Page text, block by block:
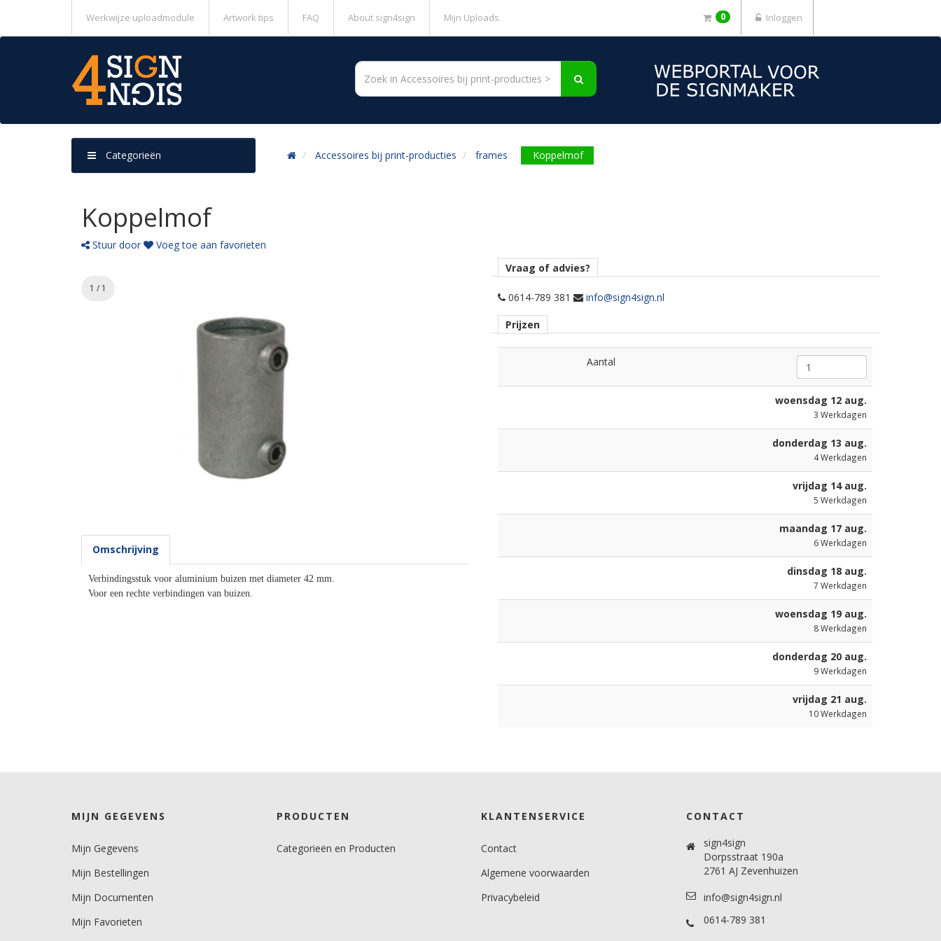
Werkwijze uploadmodule Artwork tips FAQ About sign4sign Mijn Uploads 0 Inloggen
Accessoires bij print-producties frames Koppelmof
Categorieën
Koppelmof
Stuur door Voeg toe aan favorieten
1 / 1
Omschrijving
Verbindingsstuk voor aluminium buizen met diameter 42 mm.
Voor een rechte verbindingen van buizen.
Vraag of advies?
0614-789 381 info@sign4sign.nl
Prijzen
Aantal
woensdag 12 aug.
3 Werkdagen
donderdag 13 aug.
4Werkdagen
vrijdag 14 aug.
5 Werkdagen
maandag 17 aug.
6Werkdagen
dinsdag 18 aug.
7 Werkdagen
woensdag 19 aug.
8Werkdagen
donderdag 20 aug.
9Werkdagen
vrijdag 21 aug.
10Werkdagen
MIJN GEGEVENS
Mijn Gegevens
Mijn Bestellingen
Mijn Documenten
Mijn Favorieten
PRODUCTEN
Categorieën en Producten
KLANTENSERVICE
Contact
Algemene voorwaarden
Privacybeleid
CONTACT
sign4sign
Dorpsstraat 190a
2761 AJ Zevenhuizen
info@sign4sign.nl
0614-789 381